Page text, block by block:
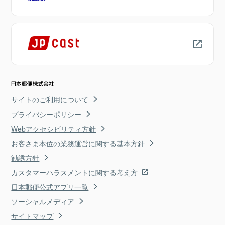
サイトのご利用について
プライバシーポリシー
Webアクセシビリティ方針
お客さま本位の業務運営に関する基本方針
勧誘方針
カスタマーハラスメントに関する考え方
日本郵便公式アプリ一覧
ソーシャルメディア
サイトマップ